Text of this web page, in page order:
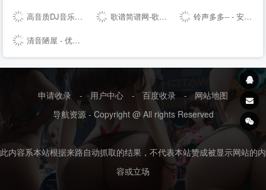
高音质DJ音乐盒2020---320kbps高清DJ播放器 dj音乐盒2016 歌谱简谱网-歌谱网_搜谱网_中国歌谱网简谱大全 铃声多多-- - 安卓、苹果、电脑官方版下载
清音陋屋 - 优美纯音乐精美散文分享网站
申请收录 - 用户中心 - 百度收录 -
网站地图
导航资源 - Copyright @ All rights Reserved
此内容系本站根据来路自动抓取的结果，不代表本站赞成被显示网站的内
容或立场